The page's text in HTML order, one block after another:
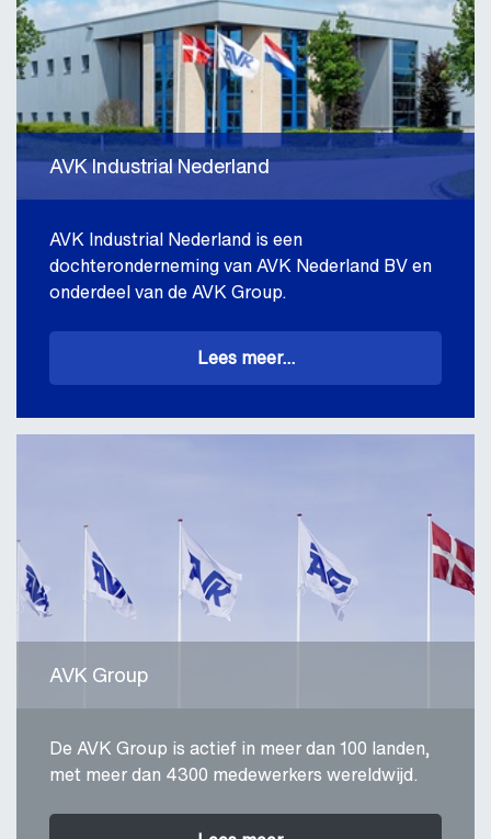
AVK Industrial Nederland
AVK Industrial Nederland is een
dochteronderneming van AVK Nederland BV en
onderdeel van de AVK Group.
Lees meer...
AVK Group
De AVK Group is actief in meer dan 100 landen,
met meer dan 4300 medewerkers wereldwijd.